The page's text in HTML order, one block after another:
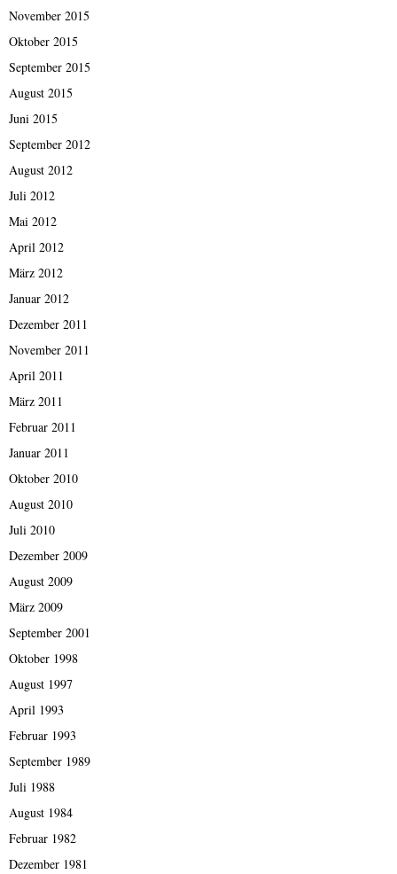
November 2015
Oktober 2015
September 2015
August 2015
Juni 2015
September 2012
August 2012
Juli 2012
Mai 2012
April 2012
März 2012
Januar 2012
Dezember 2011
November 2011
April 2011
März 2011
Februar 2011
Januar 2011
Oktober 2010
August 2010
Juli 2010
Dezember 2009
August 2009
März 2009
September 2001
Oktober 1998
August 1997
April 1993
Februar 1993
September 1989
Juli 1988
August 1984
Februar 1982
Dezember 1981